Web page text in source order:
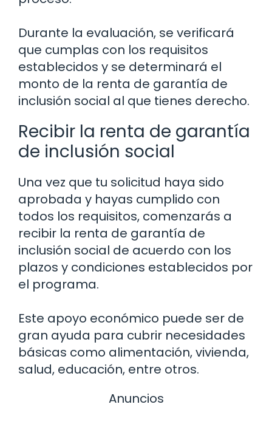
Durante la evaluación, se verificará
que cumplas con los requisitos
establecidos y se determinará el
monto de la renta de garantía de
inclusión social al que tienes derecho.
Recibir la renta de garantía
de inclusión social
Una vez que tu solicitud haya sido
aprobada y hayas cumplido con
todos los requisitos, comenzarás a
recibir la renta de garantía de
inclusión social de acuerdo con los
plazos y condiciones establecidos por
el programa.
Este apoyo económico puede ser de
gran ayuda para cubrir necesidades
básicas como alimentación, vivienda,
salud, educación, entre otros.
Anuncios